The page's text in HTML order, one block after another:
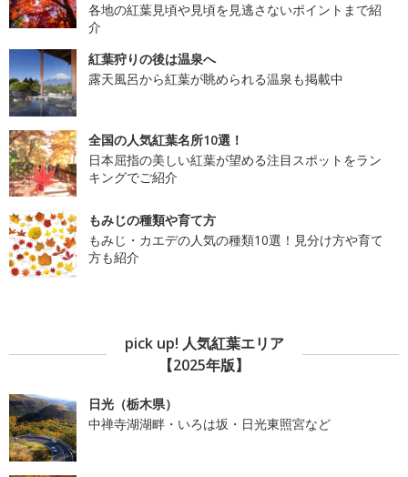
各地の紅葉見頃や見頃を見逃さないポイントまで紹
介
紅葉狩りの後は温泉へ
露天風呂から紅葉が眺められる温泉も掲載中
全国の人気紅葉名所10選！
日本屈指の美しい紅葉が望める注目スポットをラン
キングでご紹介
もみじの種類や育て方
もみじ・カエデの人気の種類10選！見分け方や育て
方も紹介
pick up! 人気紅葉エリア
【2025年版】
日光（栃木県）
中禅寺湖湖畔・いろは坂・日光東照宮など